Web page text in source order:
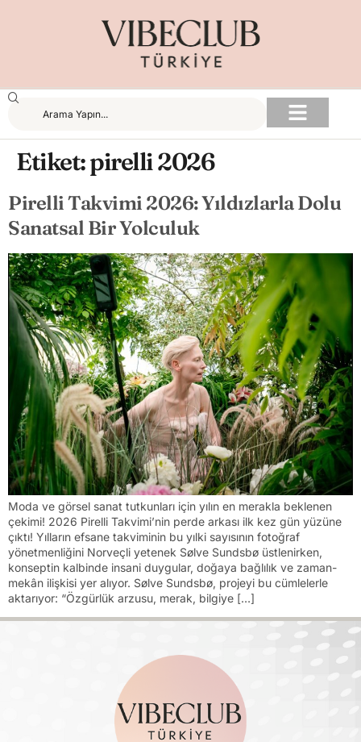
Etiket:pirelli 2026
Pirelli Takvimi 2026: Yıldızlarla Dolu
Sanatsal Bir Yolculuk
Moda ve görsel sanat tutkunları için yılın en merakla beklenen
çekimi! 2026 Pirelli Takvimi’nin perde arkası ilk kez gün yüzüne
çıktı! Yılların efsane takviminin bu yılki sayısının fotoğraf
yönetmenliğini Norveçli yetenek Sølve Sundsbø üstlenirken,
konseptin kalbinde insani duygular, doğaya bağlılık ve zaman-
mekân ilişkisi yer alıyor. Sølve Sundsbø, projeyi bu cümlelerle
aktarıyor: “Özgürlük arzusu, merak, bilgiye […]